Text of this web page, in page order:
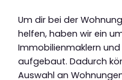
Um dir bei der
helfen, haben wir ein
Immobilienmaklern
aufgebaut. Dadurch
Auswahl an